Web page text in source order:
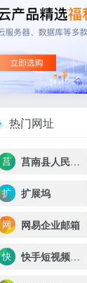
热门网址
莒南县人民医院
扩展坞
网易企业邮箱
快手短视频热榜